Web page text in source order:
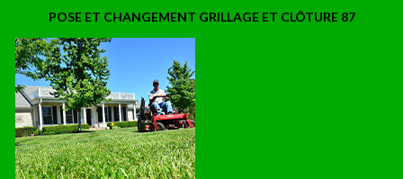
POSE ET CHANGEMENT GRILLAGE ET CLÔTURE 87